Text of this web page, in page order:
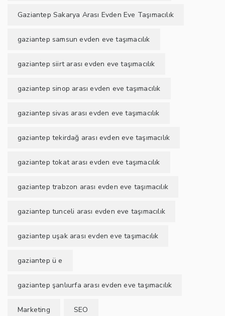
Gaziantep Sakarya Arası Evden Eve Taşımacılık
gaziantep samsun evden eve taşımacılık
gaziantep siirt arası evden eve taşımacılık
gaziantep sinop arası evden eve taşımacılık
gaziantep sivas arası evden eve taşımacılık
gaziantep tekirdağ arası evden eve taşımacılık
gaziantep tokat arası evden eve taşımacılık
gaziantep trabzon arası evden eve taşımacılık
gaziantep tunceli arası evden eve taşımacılık
gaziantep uşak arası evden eve taşımacılık
gaziantep ü e
gaziantep şanlıurfa arası evden eve taşımacılık
Marketing SEO